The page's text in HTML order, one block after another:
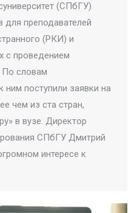
(СПбГУ)
преподавателей
(РКИ) и
с проведением
По словам
ним поступили заявки на
чем из ста стран,
в вузе. Директор
СПбГУ Дмитрий
интересе к